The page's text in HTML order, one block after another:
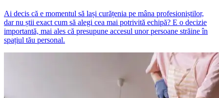
Ai decis că e momentul să lași curățenia pe mâna profesioniștilor,
dar nu știi exact cum să alegi cea mai potrivită echipă? E o decizie
importantă, mai ales că presupune accesul unor persoane străine în
spațiul tău personal.